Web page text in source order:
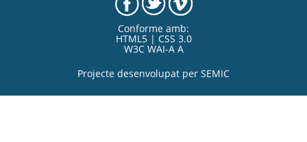
Conforme amb:
HTML5 | CSS 3.0
W3C WAI-A A
Projecte desenvolupat per SEMIC